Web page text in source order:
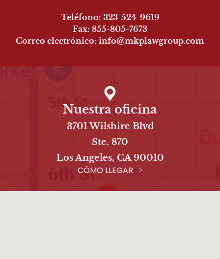
Teléfono: 323-524-9619
Fax: 855-805-7673
Correo electrónico: info@mkplawgroup.com
Nuestra oficina
3701 Wilshire Blvd
Ste. 870
Los Angeles, CA 90010
CÓMO LLEGAR